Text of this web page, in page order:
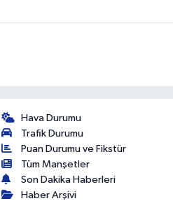
Hava Durumu
Trafik Durumu
Puan Durumu ve Fikstür
Tüm Manşetler
Son Dakika Haberleri
Haber Arşivi